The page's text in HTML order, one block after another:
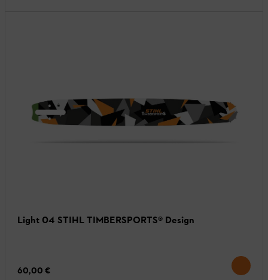
Light 04 STIHL TIMBERSPORTS® Design
60,00 €